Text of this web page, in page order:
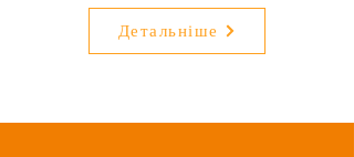
Детальніше